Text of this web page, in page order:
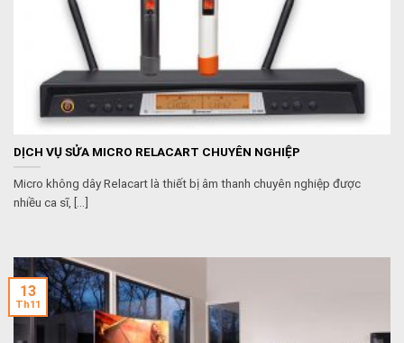
DỊCH VỤ SỬA MICRO RELACART CHUYÊN NGHIỆP
Micro không dây Relacart là thiết bị âm thanh chuyên nghiệp được
nhiều ca sĩ, [...]
13
Th11